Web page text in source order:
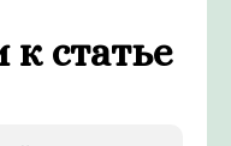
статье